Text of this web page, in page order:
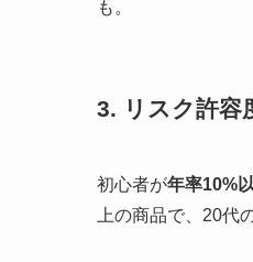
も。
3. リスク許容
初心者が年率10%
上の商品で、20代